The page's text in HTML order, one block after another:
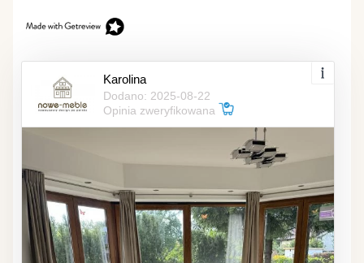
Karolina
Dodano: 2025-08-22
Opinia zweryfikowana